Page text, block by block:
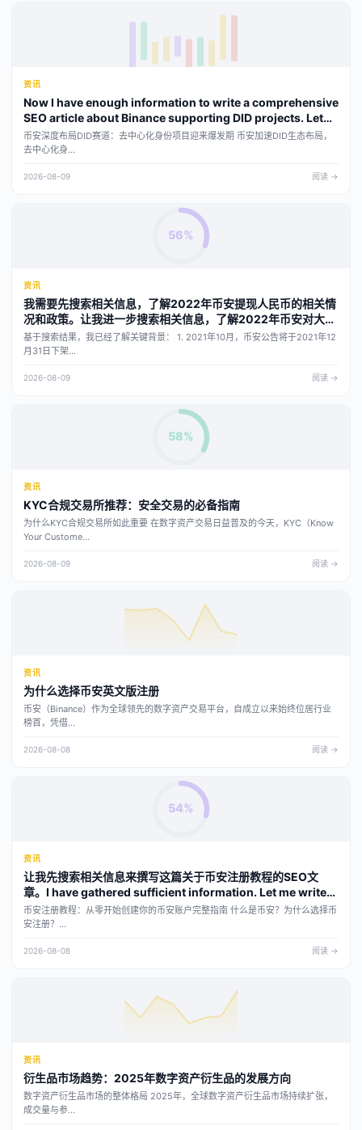
资讯
Now I have enough information to write a comprehensive
SEO article about Binance supporting DID projects. Let
me compose it.
币安深度布局DID赛道：去中心化身份项目迎来爆发期 币安加速DID生态布局，
去中心化身...
2026-08-09 阅读 →
56%
资讯
我需要先搜索相关信息，了解2022年币安提现人民币的相关情
况和政策。让我进一步搜索相关信息，了解2022年币安对大陆
用户提现人民币的政策和具体操作。我已经收集到充分的信
息。现在我需要了解2022年币安的具体情况和提现人民币的方
基于搜索结果，我已经了解关键背景： 1. 2021年10月，币安公告将于2021年12
月31日下架...
2026-08-09 阅读 →
58%
资讯
KYC合规交易所推荐：安全交易的必备指南
为什么KYC合规交易所如此重要 在数字资产交易日益普及的今天，KYC（Know
Your Custome...
2026-08-09 阅读 →
资讯
为什么选择币安英文版注册
币安（Binance）作为全球领先的数字资产交易平台，自成立以来始终位居行业
榜首，凭借...
2026-08-08 阅读 →
54%
资讯
让我先搜索相关信息来撰写这篇关于币安注册教程的SEO文
章。I have gathered sufficient information. Let me write
the SEO article about the Binance registration tutorial.
币安注册教程：从零开始创建你的币安账户完整指南 什么是币安？为什么选择币
安注册？...
2026-08-08 阅读 →
资讯
衍生品市场趋势：2025年数字资产衍生品的发展方向
数字资产衍生品市场的整体格局 2025年，全球数字资产衍生品市场持续扩张，
成交量与参...